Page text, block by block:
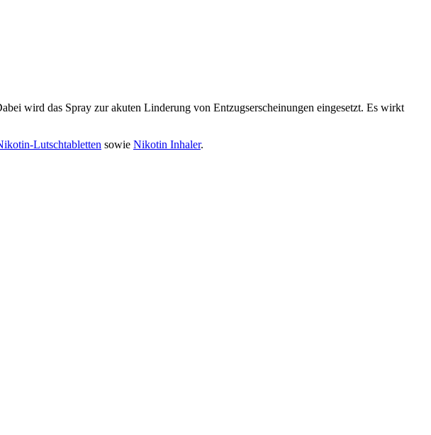
wird das Spray zur akuten Linderung von Entzugserscheinungen eingesetzt. Es wirkt
Lutschtabletten sowie Nikotin Inhaler.